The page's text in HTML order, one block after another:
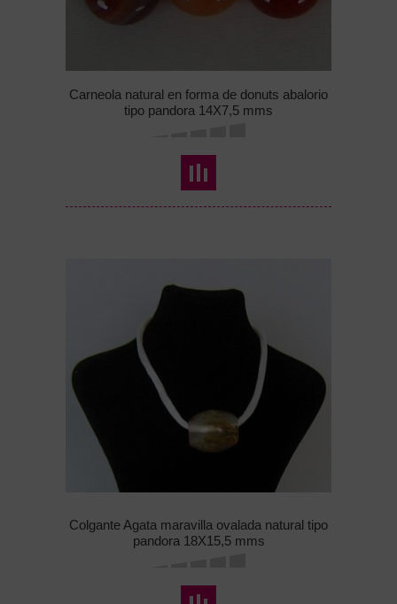
Carneola natural en forma de donuts abalorio
tipo pandora 14X7,5 mms
Colgante Agata maravilla ovalada natural tipo
pandora 18X15,5 mms